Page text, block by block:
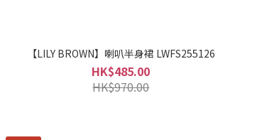
【LILY BROWN】喇叭半身裙 LWFS255126
HK$485.00
HK$970.00